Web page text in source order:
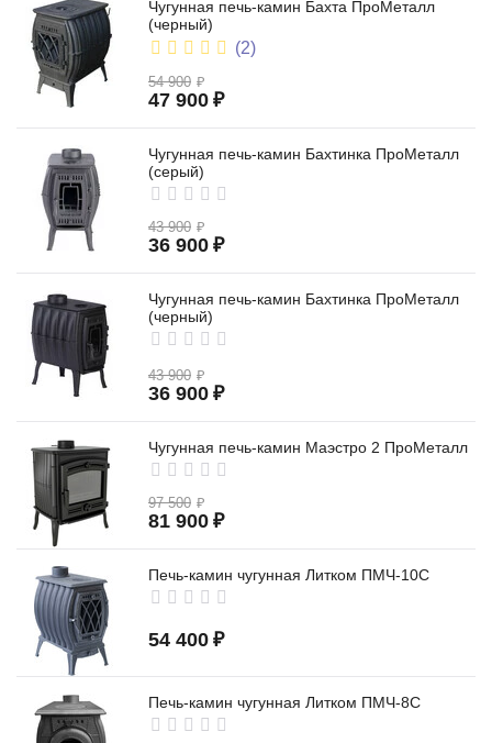
Чугунная печь-камин Бахта ПроМеталл
(черный)
(2)
54 900 ₽
47 900 ₽
Чугунная печь-камин Бахтинка ПроМеталл
(серый)
43 900 ₽
36 900 ₽
Чугунная печь-камин Бахтинка ПроМеталл
(черный)
43 900 ₽
36 900 ₽
Чугунная печь-камин Маэстро 2 ПроМеталл
97 500 ₽
81 900 ₽
Печь-камин чугунная Литком ПМЧ-10С
54 400 ₽
Печь-камин чугунная Литком ПМЧ-8С